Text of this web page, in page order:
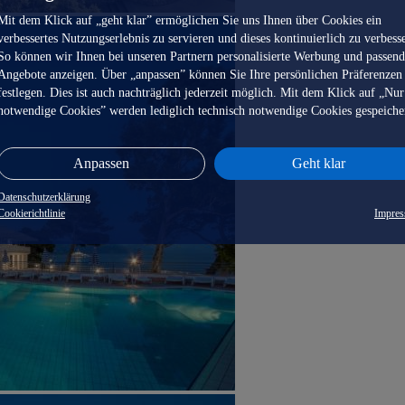
dem Klick auf „geht klar” ermöglichen Sie uns Ihnen über Cookies ein
Nutzungserlebnis zu servieren und dieses kontinuierlich zu
können wir Ihnen bei unseren Partnern personalisierte Werbung und
anzeigen. Über „anpassen” können Sie Ihre persönlichen Präferenzen
Dies ist auch nachträglich jederzeit möglich. Mit dem Klick auf „Nur
Cookies” werden lediglich technisch notwendige Cookies
Anpassen Geht klar